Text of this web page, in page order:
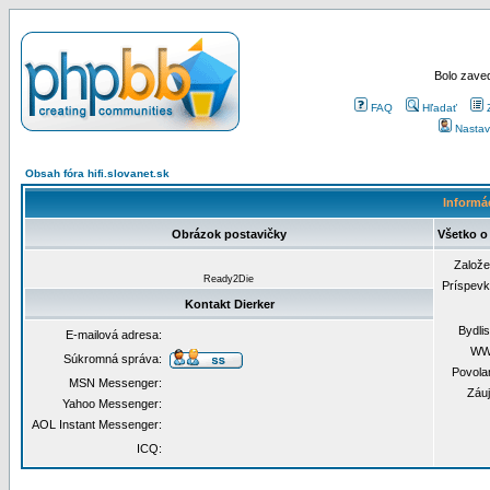
Bolo
FAQ Hľadať
Obsah fóra hifi.slovanet.sk
Obrázok postavičky Všetko
Ready2Die
Kontakt Dierker
E-mailová adresa:
Súkromná správa:
MSN Messenger:
Yahoo Messenger:
AOL Instant Messenger:
ICQ: